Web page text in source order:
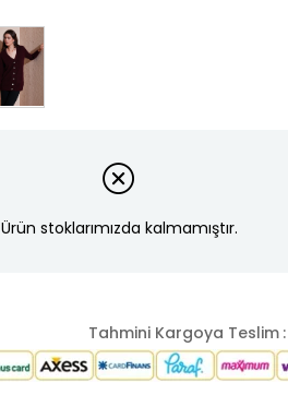
Ürün stoklarımızda kalmamıştır.
Tahmini Kargoya Teslim :